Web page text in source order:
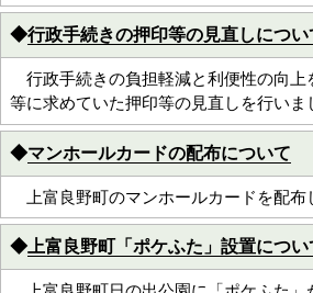
◆行政手続きの押印等の見直しについ
行政手続きの負担軽減と利便性の向
等に求めていた押印等の見直しを行いま
◆マンホールカードの配布について
上富良野町のマンホールカードを配布
◆上富良野町「ポケふた」設置につい